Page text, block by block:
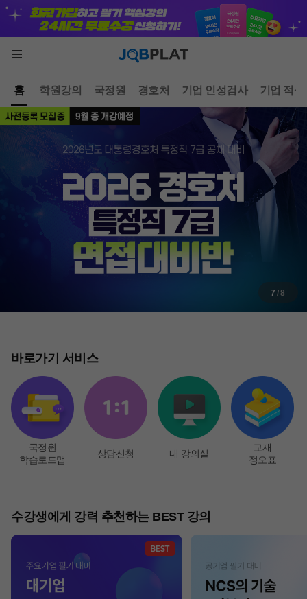
홈 학원강의 국정원 경호처 기업 인성검사 기업 적성
7 / 8
바로가기 서비스
국정원
학습로드맵
상담신청 내 강의실
교재
정오표
수강생에게 강력 추천하는 BEST 강의